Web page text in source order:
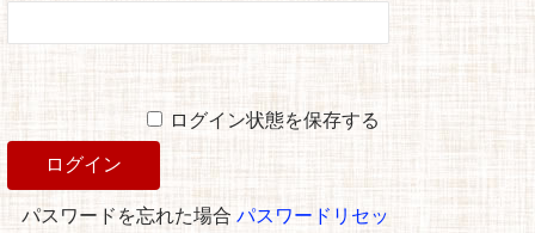
ログイン状態を保存する
パスワードを忘れた場合パスワードリセッ